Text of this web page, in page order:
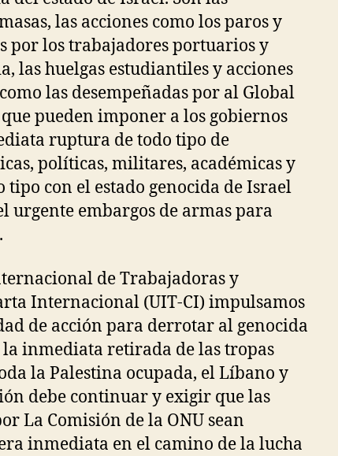
las acciones como los paros y
por los trabajadores portuarios y
las huelgas estudiantiles y acciones
las desempeñadas por al Global
pueden imponer a los gobiernos
ruptura de todo tipo de
políticas, militares, académicas y
tipo con el estado genocida de Israel
urgente embargos de armas para
de Trabajadoras y
Internacional (UIT-CI) impulsamos
de acción para derrotar al genocida
inmediata retirada de las tropas
la Palestina ocupada, el Líbano y
debe continuar y exigir que las
La Comisión de la ONU sean
inmediata en el camino de la lucha